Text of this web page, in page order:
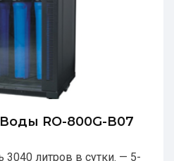
RO-800G-В07
3040 литров в сутки. — 5-